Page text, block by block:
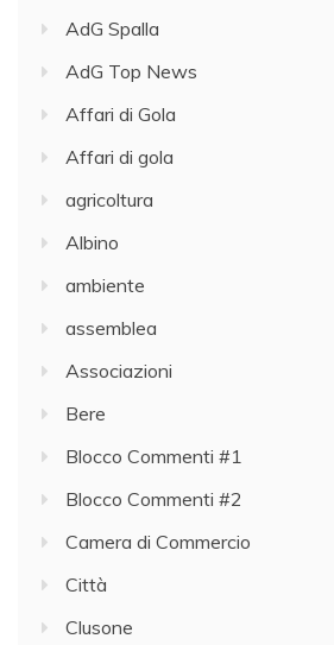
AdG Spalla
AdG Top News
Affari di Gola
Affari di gola
agricoltura
Albino
ambiente
assemblea
Associazioni
Bere
Blocco Commenti #1
Blocco Commenti #2
Camera di Commercio
Città
Clusone